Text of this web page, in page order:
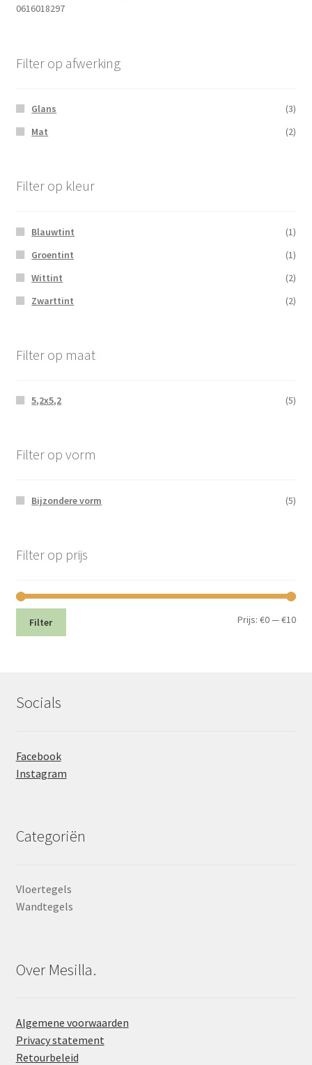
0616018297
Filter op afwerking
Glans
(3)
Mat
(2)
Filter op kleur
Blauwtint
(1)
Groentint
(1)
Wittint
(2)
Zwarttint
(2)
Filter op maat
5,2x5,2 (5)
Filter op vorm
Bijzondere vorm (5)
Filter op prijs
Min.
Filter Prijs:€0—€10
Socials
Facebook
Instagram
Categoriën
Vloertegels
Wandtegels
Over Mesilla.
Algemene voorwaarden
Privacy statement
Retourbeleid